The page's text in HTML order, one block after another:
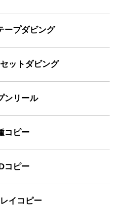
ープダビング
ットダビング
ンリール
コピー
コピー
イコピー